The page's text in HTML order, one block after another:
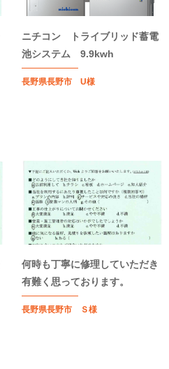
ニチコン トライブリッド蓄電
池システム 9.9kwh
長野県長野市 U様
何時も丁寧に修理していただき
有難く思っております。
長野県長野市 Ｓ様